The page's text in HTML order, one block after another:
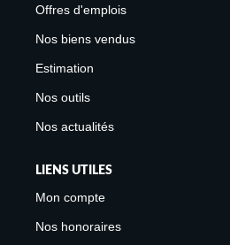
Offres d'emplois
Nos biens vendus
Estimation
Nos outils
Nos actualités
LIENS UTILES
Mon compte
Nos honoraires